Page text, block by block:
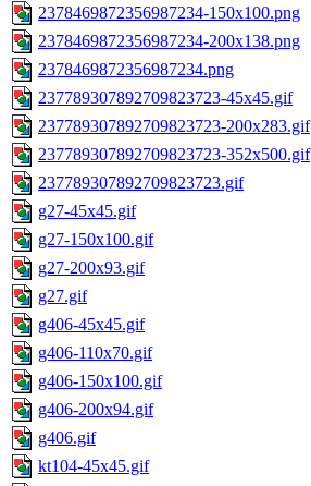
2378469872356987234-150x100.png
2378469872356987234-200x138.png
2378469872356987234.png
237789307892709823723-45x45.gif
237789307892709823723-200x283.gif
237789307892709823723-352x500.gif
237789307892709823723.gif
g27-45x45.gif
g27-150x100.gif
g27-200x93.gif
g27.gif
g406-45x45.gif
g406-110x70.gif
g406-150x100.gif
g406-200x94.gif
g406.gif
kt104-45x45.gif